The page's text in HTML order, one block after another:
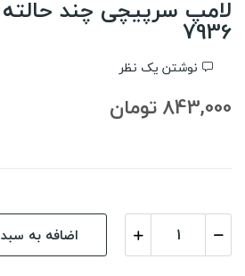
7936
نوشتن یک نظر
843,000 تومان
اضافه به سبد